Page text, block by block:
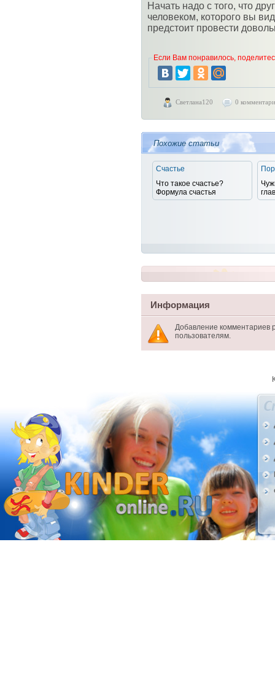
Начать надо с того, что
человеком, которого вы
предстоит провести
Если Вам понравилось,
Светлана120 0
Похожие статьи
Счастье
Что такое счастье?
Формула счастья
Информация
Добавление комментариев
пользователям.